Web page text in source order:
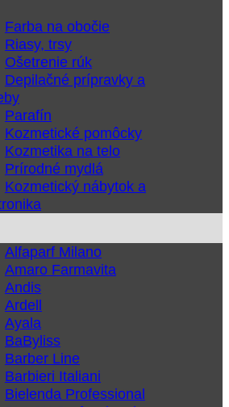
Farba na obočie
Riasy, trsy
Ošetrenie rúk
Depilačné prípravky a
Parafín
Kozmetické pomôcky
Kozmetika na telo
Prírodné mydlá
Kozmetický nábytok a
Alfaparf Milano
Amaro Farmavita
Andis
Ardell
Ayala
BaByliss
Barber Line
Barbieri Italiani
Bielenda Professional